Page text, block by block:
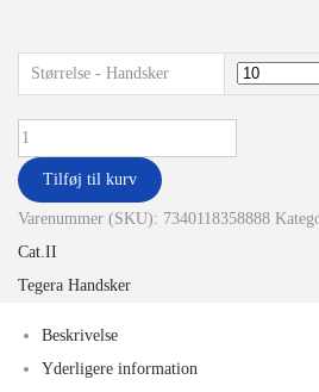
Størrelse - Handsker
Tilføj til kurv
Varenummer (SKU): 7340118358888
Cat.II
Tegera Handsker
Beskrivelse
Yderligere information